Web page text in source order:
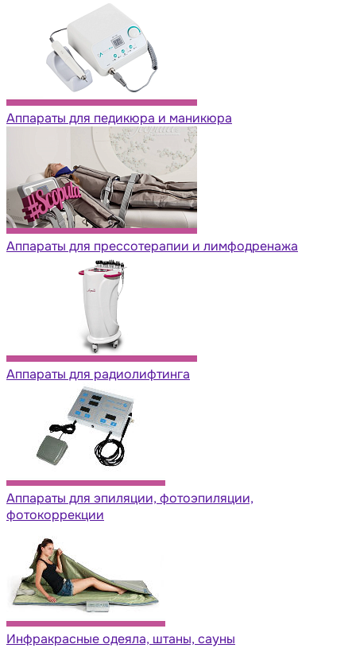
Аппараты для педикюра и маникюра
Аппараты для прессотерапии и лимфодренажа
Аппараты для радиолифтинга
Аппараты для эпиляции, фотоэпиляции,
фотокоррекции
Инфракрасные одеяла, штаны, сауны